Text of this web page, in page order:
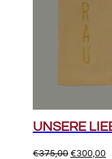
UNSERE
€375,00 €300,00